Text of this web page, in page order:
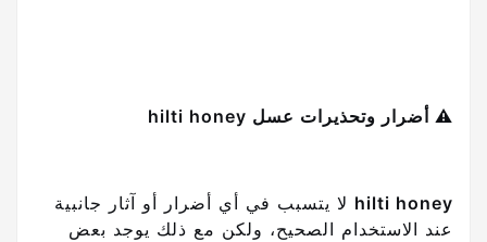
⚠️ أضرار وتحذيرات عسل hilti honey
hilti honey لا يتسبب في أي أضرار أو آثار جانبية
عند الاستخدام الصحيح، ولكن مع ذلك يوجد بعض